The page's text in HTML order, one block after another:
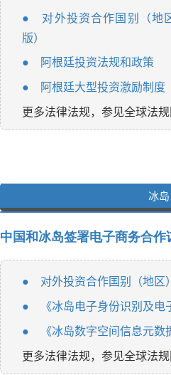
●
对外投资合作国别（地
版）
● 阿根廷投资法规和政策
●
阿根廷大型投资激励制度
更多法律法规，参见全球法
冰岛
中国和冰岛签署电子商务合作
● 对外投资合作国别（地区
● 《冰岛电子身份识别及电
●
《冰岛数字空间信息元数
更多法律法规，参见全球法